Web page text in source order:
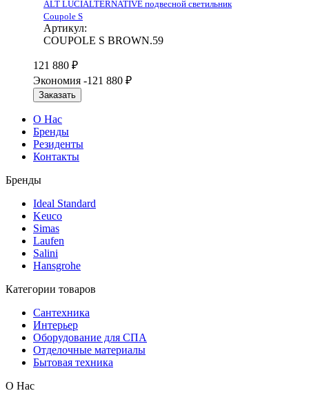
ALT LUCIALTERNATIVE подвесной светильник
Coupole S
Артикул:
COUPOLE S BROWN.59
121 880 ₽
Экономия -121 880 ₽
Заказать
О Нас
Бренды
Резиденты
Контакты
Бренды
Ideal Standard
Keuco
Simas
Laufen
Salini
Hansgrohe
Категории товаров
Сантехника
Интерьер
Оборудование для СПА
Отделочные материалы
Бытовая техника
О Нас